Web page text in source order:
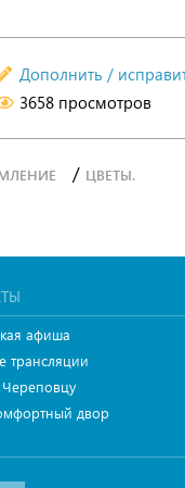
Дополнить /
3658 просмотров
/ ЦВЕТЫ.
афиша
трансляции
двор